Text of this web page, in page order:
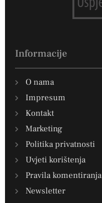
Informacije
O nama
Impresum
Kontakt
Marketing
Politika privatnosti
Uvjeti korištenja
Pravila komentiranja
Newsletter